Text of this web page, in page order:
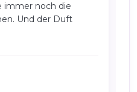
immer noch die
Und der Duft